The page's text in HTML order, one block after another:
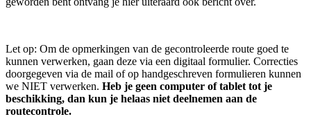
Let op: Om de opmerkingen van de gecontroleerde route goed te
kunnen verwerken, gaan deze via een digitaal formulier. Correcties
doorgegeven via de mail of op handgeschreven formulieren kunnen
we NIET verwerken. Heb je geen computer of tablet tot je
beschikking, dan kun je helaas niet deelnemen aan de
routecontrole.